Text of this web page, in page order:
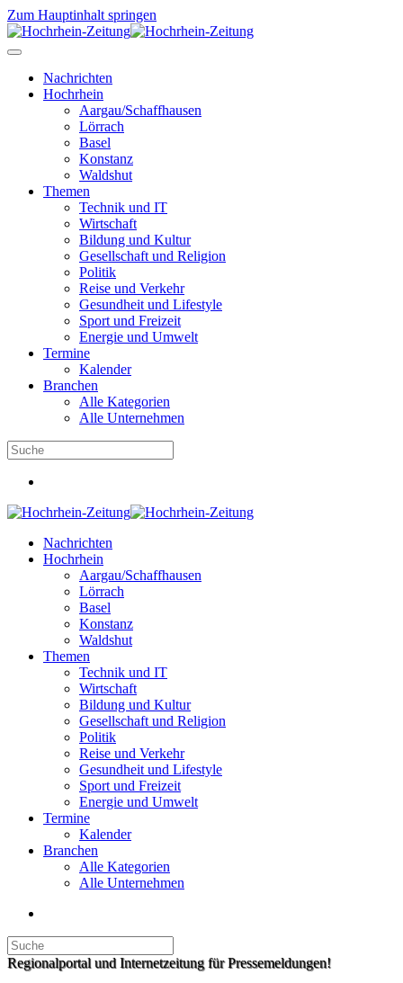
Zum Hauptinhalt springen
Nachrichten
Hochrhein
Aargau/Schaffhausen
Lörrach
Basel
Konstanz
Waldshut
Themen
Technik und IT
Wirtschaft
Bildung und Kultur
Gesellschaft und Religion
Politik
Reise und Verkehr
Gesundheit und Lifestyle
Sport und Freizeit
Energie und Umwelt
Termine
Kalender
Branchen
Alle Kategorien
Alle Unternehmen
Nachrichten
Hochrhein
Aargau/Schaffhausen
Lörrach
Basel
Konstanz
Waldshut
Themen
Technik und IT
Wirtschaft
Bildung und Kultur
Gesellschaft und Religion
Politik
Reise und Verkehr
Gesundheit und Lifestyle
Sport und Freizeit
Energie und Umwelt
Termine
Kalender
Branchen
Alle Kategorien
Alle Unternehmen
Regionalportal und Internetzeitung für Pressemeldungen!